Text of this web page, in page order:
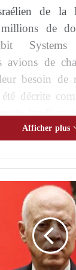
de la
de
avions de
besoin
décrite
Téhéran.
le
de
une
précisant
de
Afficher plus